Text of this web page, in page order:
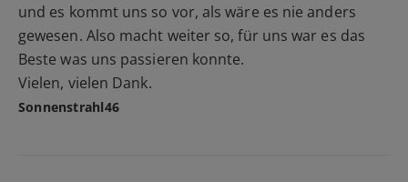
und es kommt uns so vor, als wäre es nie anders
gewesen. Also macht weiter so, für uns war es das
Beste was uns passieren konnte.
Vielen, vielen Dank.
Sonnenstrahl46